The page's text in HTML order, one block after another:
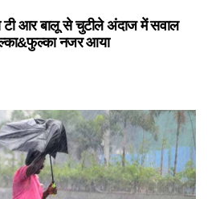
टी आर बालू से चुटीले अंदाज में सवाल
नजर आया